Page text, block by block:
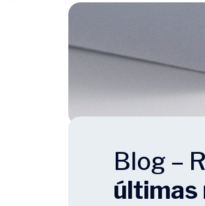
Blog –
últimas